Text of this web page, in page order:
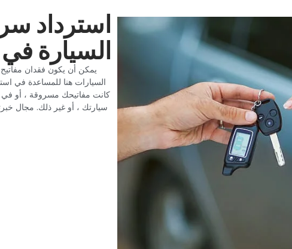
‏استرداد
السيارة
‏يمكن أن يكون فقدان
السيارات هنا للمساعدة في
كانت مفاتيحك مسروقة ، أو في
سيارتك ، أو غير ذلك. مجال